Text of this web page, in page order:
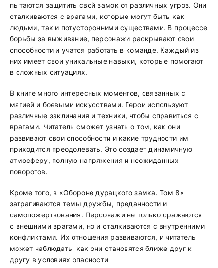
пытаются защитить свой замок от различных угроз. Они
сталкиваются с врагами, которые могут быть как
людьми, так и потусторонними существами. В процессе
борьбы за выживание, персонажи раскрывают свои
способности и учатся работать в команде. Каждый из
них имеет свои уникальные навыки, которые помогают
в сложных ситуациях.
В книге много интересных моментов, связанных с
магией и боевыми искусствами. Герои используют
различные заклинания и техники, чтобы справиться с
врагами. Читатель сможет узнать о том, как они
развивают свои способности и какие трудности им
приходится преодолевать. Это создает динамичную
атмосферу, полную напряжения и неожиданных
поворотов.
Кроме того, в «Обороне дурацкого замка. Том 8»
затрагиваются темы дружбы, преданности и
самопожертвования. Персонажи не только сражаются
с внешними врагами, но и сталкиваются с внутренними
конфликтами. Их отношения развиваются, и читатель
может наблюдать, как они становятся ближе друг к
другу в условиях опасности.